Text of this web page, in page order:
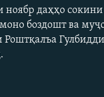
РАДИОӢ
ноябр даҳҳо
боздошт ва
Роштқалъа